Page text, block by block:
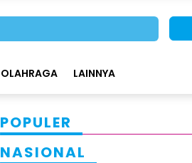
OLAHRAGA LAINNYA
POPULER
NASIONAL